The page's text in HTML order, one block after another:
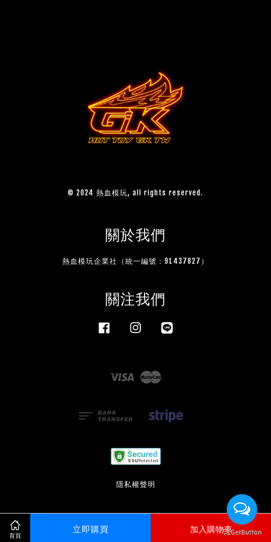
首頁
立即購買 加入購物車
© 2024 熱血模玩, all rights reserved.
關於我們
熱血模玩企業社（統一編號：91437827）
關注我們
Facebook Instagram
Visa
隱私權聲明